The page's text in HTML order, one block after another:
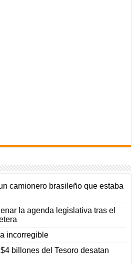
camionero brasileño que estaba
la agenda legislativa tras el
incorregible
billones del Tesoro desatan